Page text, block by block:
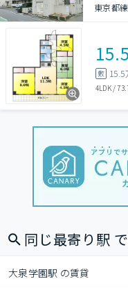
東京都
15.5
敷 15.5
4LDK/
同じ最寄り駅
大泉学園駅 の賃貸